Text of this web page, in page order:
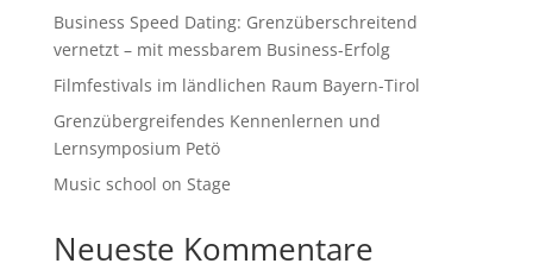
Business Speed Dating: Grenzüberschreitend
vernetzt – mit messbarem Business-Erfolg
Filmfestivals im ländlichen Raum Bayern-Tirol
Grenzübergreifendes Kennenlernen und
Lernsymposium Petö
Music school on Stage
Neueste Kommentare